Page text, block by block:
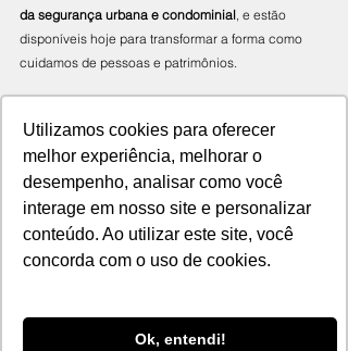
Utilizamos cookies para oferecer
melhor experiência, melhorar o
desempenho, analisar como você
interage em nosso site e personalizar
conteúdo. Ao utilizar este site, você
concorda com o uso de cookies.
Ok, entendi!
da segurança urbana e condominial , e estão
disponíveis hoje para transformar a forma como
cuidamos de pessoas e patrimônios.
Segurança na indústriamonitoramentototens
prevenção tecnologia
Totens
Tecnologia e segurança
Tendência e inovação